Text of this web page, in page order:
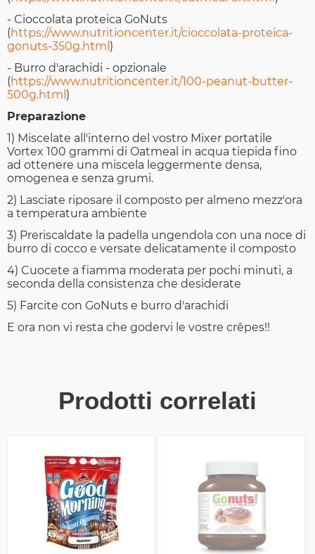
- Cioccolata proteica GoNuts
(https://www.nutritioncenter.it/cioccolata-proteica-
gonuts-350g.html )
- Burro d'arachidi - opzionale
(https://www.nutritioncenter.it/100-peanut-butter-
500g.html )
Preparazione
1) Miscelate all'interno del vostro Mixer portatile
Vortex 100 grammi di Oatmeal in acqua tiepida fino
ad ottenere una miscela leggermente densa,
omogenea e senza grumi.
2) Lasciate riposare il composto per almeno mezz'ora
a temperatura ambiente
3) Preriscaldate la padella ungendola con una noce di
burro di cocco e versate delicatamente il composto
4) Cuocete a fiamma moderata per pochi minuti, a
seconda della consistenza che desiderate
5) Farcite con GoNuts e burro d'arachidi
E ora non vi resta che godervi le vostre crêpes!!
Prodotti correlati